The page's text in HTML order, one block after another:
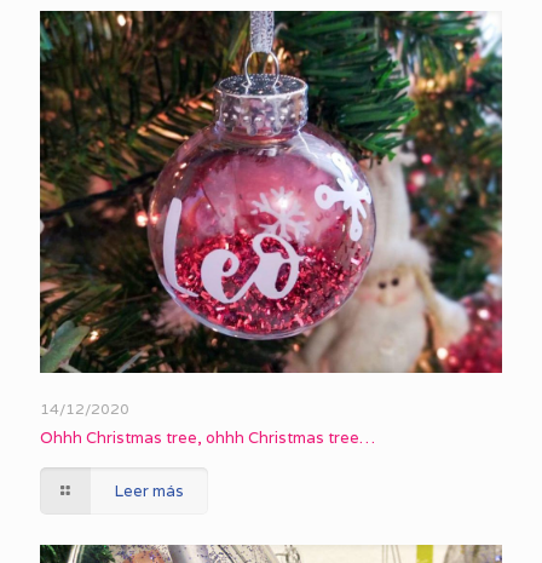
14/12/2020
Ohhh Christmas tree, ohhh Christmas tree…
Leer más